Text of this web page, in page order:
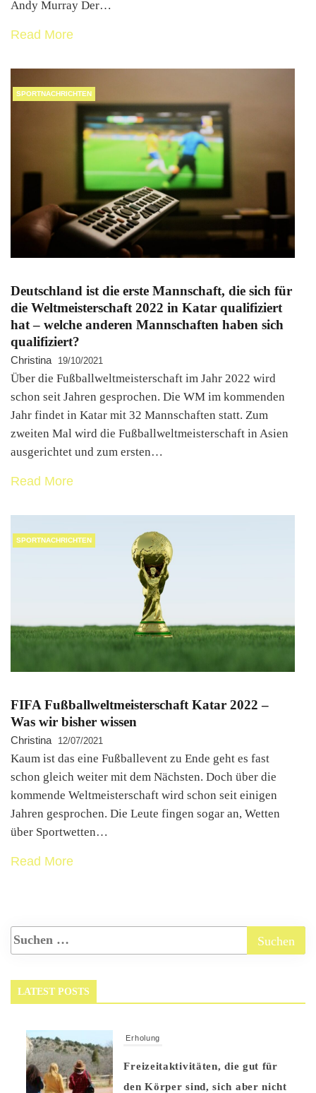
Andy Murray Der…
Read More
SPORTNACHRICHTEN
Deutschland ist die erste Mannschaft, die sich für
die Weltmeisterschaft 2022 in Katar qualifiziert
hat – welche anderen Mannschaften haben sich
qualifiziert?
Christina 19/10/2021
Über die Fußballweltmeisterschaft im Jahr 2022 wird
schon seit Jahren gesprochen. Die WM im kommenden
Jahr findet in Katar mit 32 Mannschaften statt. Zum
zweiten Mal wird die Fußballweltmeisterschaft in Asien
ausgerichtet und zum ersten…
Read More
SPORTNACHRICHTEN
FIFA Fußballweltmeisterschaft Katar 2022 –
Was wir bisher wissen
Christina 12/07/2021
Kaum ist das eine Fußballevent zu Ende geht es fast
schon gleich weiter mit dem Nächsten. Doch über die
kommende Weltmeisterschaft wird schon seit einigen
Jahren gesprochen. Die Leute fingen sogar an, Wetten
über Sportwetten…
Read More
LATEST POSTS
Erholung
Freizeitaktivitäten, die gut für
den Körper sind, sich aber nicht